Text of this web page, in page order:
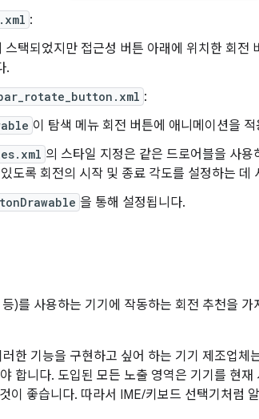
:
택되었지만 접근성 버튼 아래에 위치한 회전
.
:
이 탐색 메뉴 회전 버튼에 애니메이션을
의 스타일 지정은 같은 드로어블을 사
도록 회전의 시작 및 종료 각도를 설정하는 데
을 통해 설정됩니다.
)를 사용하는 기기에 작동하는 회전 추천을 가
한 기능을 구현하고 싶어 하는 기기 제조업체
합니다. 도입된 모든 노출 영역은 기기를 현
이 좋습니다. 따라서 IME/키보드 선택기처럼